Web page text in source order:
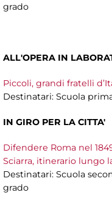
grado
ALL'OPERA IN
Piccoli, grandi fratelli
Destinatari: Scuola
IN GIRO PER LA CITTA'
Difendere Roma nel
Sciarra, itinerario lungo
Destinatari: Scuola
grado